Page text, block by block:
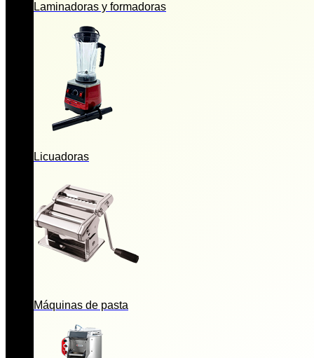
Laminadoras y formadoras
Licuadoras
Máquinas de pasta